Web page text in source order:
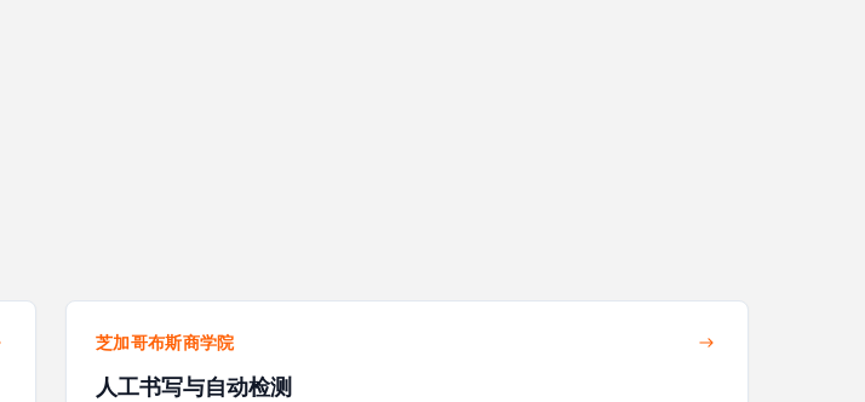
芝加哥布斯商学院
人工书写与自动检测